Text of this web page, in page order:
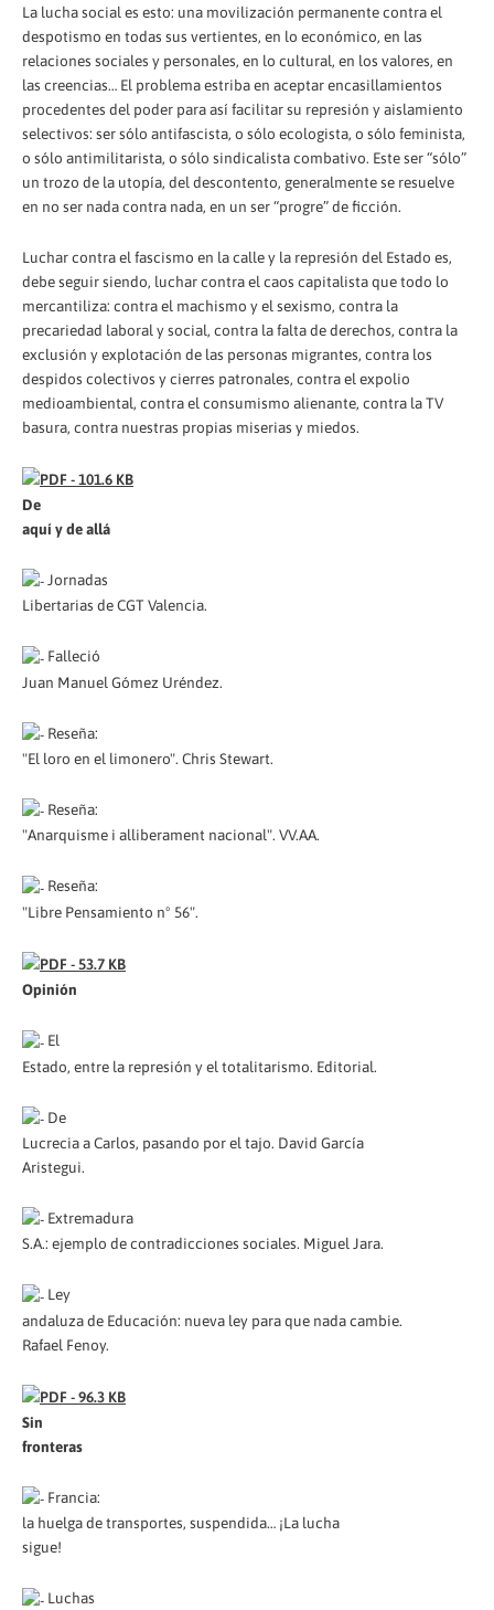
La lucha social es esto: una movilización permanente contra el
despotismo en todas sus vertientes, en lo económico, en las
relaciones sociales y personales, en lo cultural, en los valores, en
las creencias… El problema estriba en aceptar encasillamientos
procedentes del poder para así facilitar su represión y aislamiento
selectivos: ser sólo antifascista, o sólo ecologista, o sólo feminista,
o sólo antimilitarista, o sólo sindicalista combativo. Este ser “sólo”
un trozo de la utopía, del descontento, generalmente se resuelve
en no ser nada contra nada, en un ser “progre” de ficción.
Luchar contra el fascismo en la calle y la represión del Estado es,
debe seguir siendo, luchar contra el caos capitalista que todo lo
mercantiliza: contra el machismo y el sexismo, contra la
precariedad laboral y social, contra la falta de derechos, contra la
exclusión y explotación de las personas migrantes, contra los
despidos colectivos y cierres patronales, contra el expolio
medioambiental, contra el consumismo alienante, contra la TV
basura, contra nuestras propias miserias y miedos.
De
aquí y de allá
Jornadas
Libertarias de CGT Valencia.
Falleció
Juan Manuel Gómez Uréndez.
Reseña:
"El loro en el limonero". Chris Stewart.
Reseña:
"Anarquisme i alliberament nacional". VV.AA.
Reseña:
"Libre Pensamiento nº 56".
Opinión
El
Estado, entre la represión y el totalitarismo. Editorial.
De
Lucrecia a Carlos, pasando por el tajo. David García
Aristegui.
Extremadura
S.A.: ejemplo de contradicciones sociales. Miguel Jara.
Ley
andaluza de Educación: nueva ley para que nada cambie.
Rafael Fenoy.
Sin
fronteras
Francia:
la huelga de transportes, suspendida… ¡La lucha
sigue!
Luchas